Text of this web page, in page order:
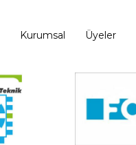
Kurumsal Üyeler